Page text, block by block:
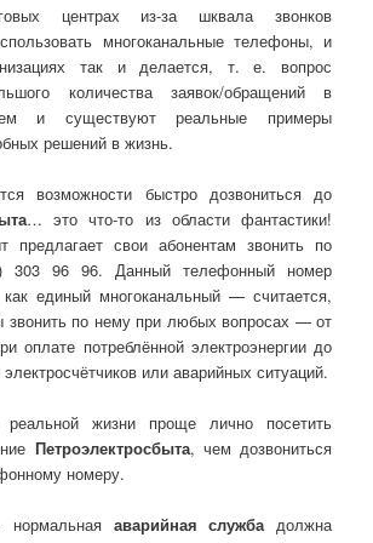
центрах из-за шквала звонков
многоканальные телефоны, и
так и делается, т. е. вопрос
количества заявок/обращений в
и существуют реальные примеры
решений в жизнь.
возможности быстро дозвониться до
… это что-то из области фантастики!
предлагает свои абонентам звонить по
303 96 96. Данный телефонный номер
как единый многоканальный — считается,
звонить по нему при любых вопросах — от
оплате потреблённой электроэнергии до
или аварийных ситуаций.
жизни проще лично посетить
Петроэлектросбыта, чем дозвониться
номеру.
нормальная аварийная служба должна